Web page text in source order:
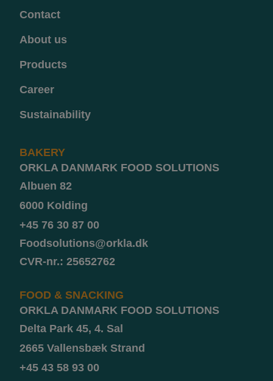
Contact
About us
Products
Career
Sustainability
BAKERY
ORKLA DANMARK FOOD SOLUTIONS
Albuen 82
6000 Kolding
+45 76 30 87 00
Foodsolutions@orkla.dk
CVR-nr.: 25652762
FOOD & SNACKING
ORKLA DANMARK FOOD SOLUTIONS
Delta Park 45, 4. Sal
2665 Vallensbæk Strand
+45 43 58 93 00